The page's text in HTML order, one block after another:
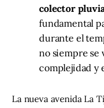
colector
fundamental
durante el
no siempre se
complejidad y
La nueva avenida La